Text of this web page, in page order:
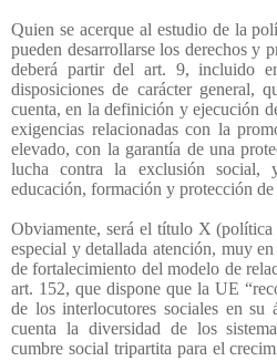
Quien se acerque al estudio de la
pueden desarrollarse los derechos y
deberá partir del art. 9, incluido
disposiciones de carácter general,
cuenta, en la definición y ejecución
exigencias relacionadas con la
elevado, con la garantía de una
lucha contra la exclusión
educación, formación y protección de
Obviamente, será el título X (política
especial y detallada atención, muy
de fortalecimiento del modelo de
art. 152, que dispone que la UE
de los interlocutores sociales en su
cuenta la diversidad de los
cumbre social tripartita para el